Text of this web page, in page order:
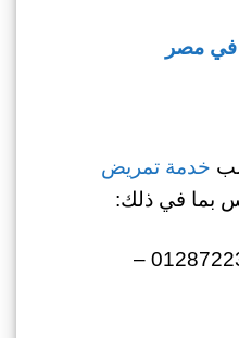
في مصر
خدمة تمريض
بما في ذلك:
اتصل بأرقام الآتية: 01287223589 –